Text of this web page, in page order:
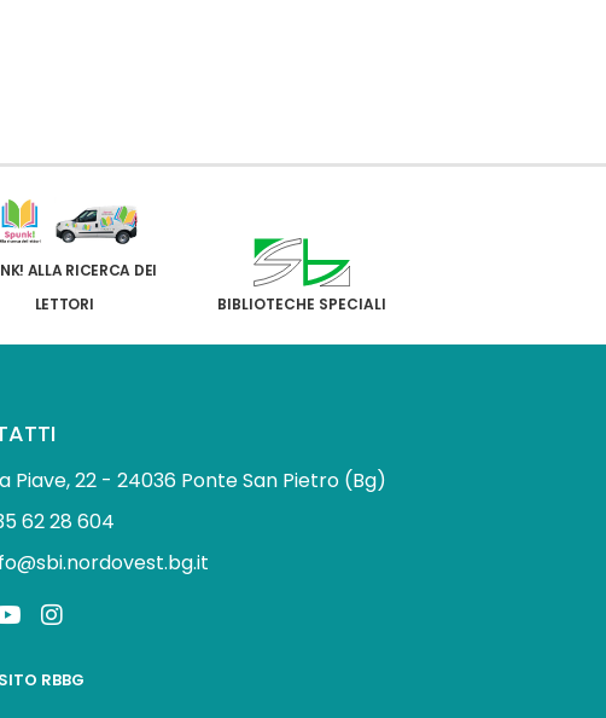
ALLA RICERCA DEI
LETTORI
BIBLIOTECHE SPECIALI
Piave, 22 - 24036 Ponte San Pietro (Bg)
62 28 604
Y
o
t
I
n
t
RBBG